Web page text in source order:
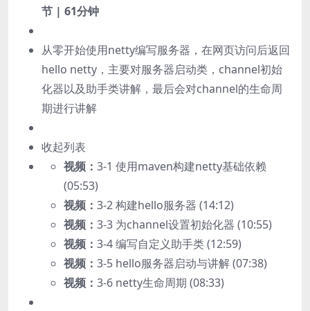
节 | 61分钟
从零开始使用netty编写服务器，在网页访问后返回
hello netty，主要对服务器启动类，channel初始
化器以及助手类讲解，最后会对channel的生命周
期进行讲解
收起列表
视频： 3-1 使用maven构建netty基础依赖
(05:53)
视频： 3-2 构建hello服务器 (14:12)
视频： 3-3 为channel设置初始化器 (10:55)
视频： 3-4 编写自定义助手类 (12:59)
视频： 3-5 hello服务器启动与讲解 (07:38)
视频： 3-6 netty生命周期 (08:33)